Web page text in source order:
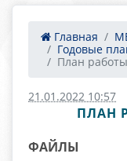
Главная
Годовые
План
21.01.2022 10:57
ПЛАН
ФАЙЛЫ